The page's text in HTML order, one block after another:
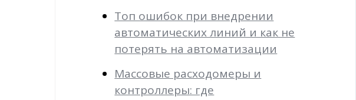
Топ ошибок при внедрении
автоматических линий и как не
потерять на автоматизации
Массовые расходомеры и
контроллеры: где